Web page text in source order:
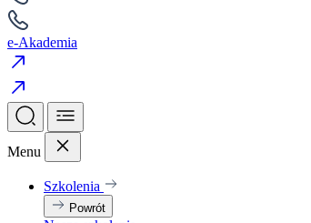
e-Akademia
Menu
Szkolenia
Powrót